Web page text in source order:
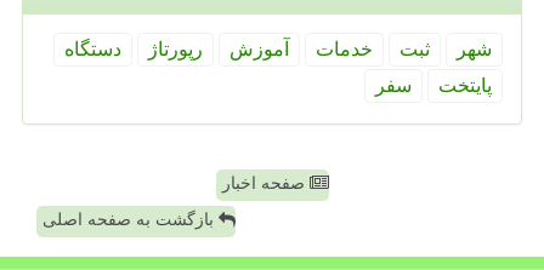
شهر ثبت خدمات آموزش رپورتاژ
دستگاه
پایتخت
سفر
صفحه اخبار
بازگشت به صفحه اصلی